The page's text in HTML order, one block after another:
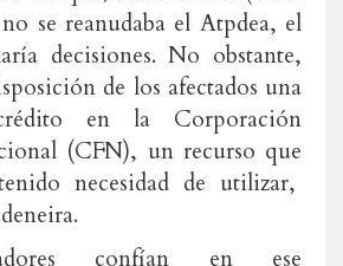
se reanudaba el Atpdea, el
decisiones. No obstante,
de los afectados una
en la Corporación
(CFN), un recurso que
necesidad de utilizar,
confían en ese